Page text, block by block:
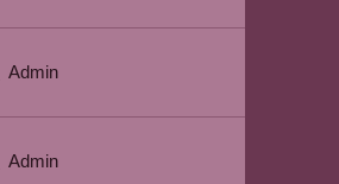
Admin
Admin